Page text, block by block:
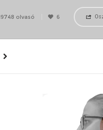
olvasó 6